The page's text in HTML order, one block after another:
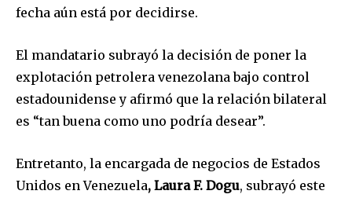
fecha aún está por decidirse.
El mandatario subrayó la decisión de poner la
explotación petrolera venezolana bajo control
estadounidense y afirmó que la relación bilateral
es “tan buena como uno podría desear”.
Entretanto, la encargada de negocios de Estados
Unidos en Venezuela, Laura F. Dogu, subrayó este